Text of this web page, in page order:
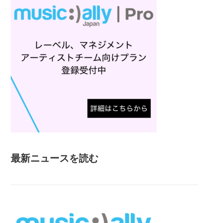
最新ニュースを読む